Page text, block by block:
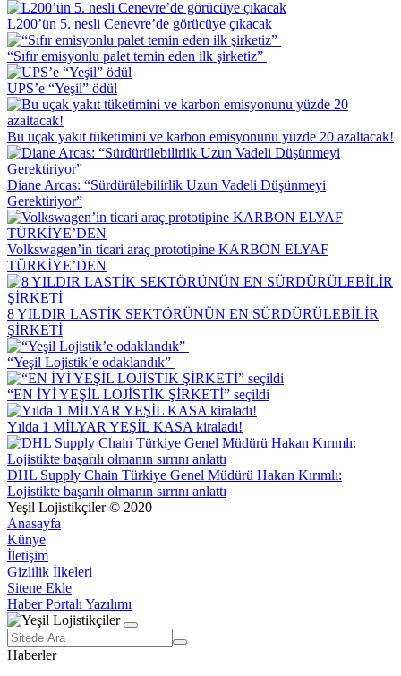
L200’ün 5. nesli Cenevre’de görücüye çıkacak
“Sıfır emisyonlu palet temin eden ilk şirketiz”
UPS’e “Yeşil” ödül
Bu uçak yakıt tüketimini ve karbon emisyonunu yüzde 20 azaltacak!
Diane Arcas: “Sürdürülebilirlik Uzun Vadeli Düşünmeyi
Gerektiriyor”
Volkswagen’in ticari araç prototipine KARBON ELYAF
TÜRKİYE’DEN
8 YILDIR LASTİK SEKTÖRÜNÜN EN SÜRDÜRÜLEBİLİR
ŞİRKETİ
“Yeşil Lojistik’e odaklandık”
“EN İYİ YEŞİL LOJİSTİK ŞİRKETİ” seçildi
Yılda 1 MİLYAR YEŞİL KASA kiraladı!
DHL Supply Chain Türkiye Genel Müdürü Hakan Kırımlı:
Lojistikte başarılı olmanın sırrını anlattı
Yeşil Lojistikçiler © 2020
Anasayfa
Künye
İletişim
Gizlilik İlkeleri
Sitene Ekle
Haber Portalı Yazılımı
Haberler